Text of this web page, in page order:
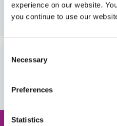
experience on our website.
you continue to use our
Selection
Necessary
Preferences
Statistics
Leitfaden: Montage
(Amerika|ES)
(Europa|FR)
Leitfaden: Montage
(Europa|EN)